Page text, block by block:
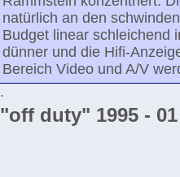
natürlich an den
Budget linear schleichend
dünner und die Hifi-
Bereich Video und A/V
.
"off duty" 1995 - 01